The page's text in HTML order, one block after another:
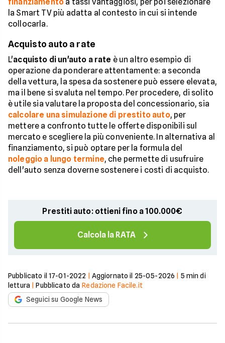
la Smart TV più adatta al contesto in cui si intende
collocarla.
Acquisto auto a rate
L'acquisto di un'auto a rate è un altro esempio di
operazione da ponderare attentamente: a seconda
della vettura, la spesa da sostenere può essere elevata,
ma il bene si svaluta nel tempo. Per procedere, di solito
è utile sia valutare la proposta del concessionario, sia
calcolare una simulazione di prestito auto, per
mettere a confronto tutte le offerte disponibili sul
mercato e scegliere la più conveniente. In alternativa al
finanziamento, si può optare per la formula del
noleggio a lungo termine, che permette di usufruire
dell'auto senza doverne sostenere i costi di acquisto.
Prestiti auto: ottieni fino a 100.000€
Calcola la RATA
Pubblicato il 17-01-2022 Aggiornato il 25-05-2026 5 min di
lettura |Pubblicato da Redazione Facile.it
Seguici su Google News